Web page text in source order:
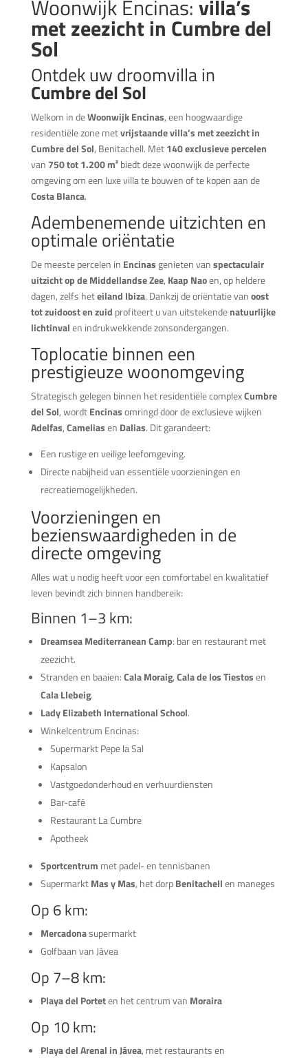
Woonwijk Encinas:villa’s
met zeezicht in Cumbre del
Sol
Ontdek uw droomvilla in
Cumbre del Sol
Welkom in deWoonwijk Encinas, een hoogwaardige
residentiële zone metvrijstaande villa’s met zeezicht in
Cumbre del Sol, Benitachell. Met140 exclusieve percelen
van 750 tot 1.200 m²biedt deze woonwijk de perfecte
omgeving om een luxe villa te bouwen of te kopen aan de
Costa Blanca.
Adembenemende uitzichten en
optimale oriëntatie
De meeste percelen in Encinasgenieten vanspectaculair
uitzicht op de Middellandse Zee, Kaap Naoen, op heldere
dagen, zelfs heteiland Ibiza. Dankzij de oriëntatie vanoost
tot zuidoost en zuid profiteert u van uitstekendenatuurlijke
lichtinvalen indrukwekkende zonsondergangen.
Toplocatie binnen een
prestigieuze woonomgeving
Strategisch gelegen binnen het residentiële complexCumbre
del Sol, wordtEncinasomringd door de exclusieve wijken
Adelfas,Cameliasen Dalias. Dit garandeert:
Een rustige en veilige leefomgeving.
Directe nabijheid van essentiële voorzieningen en
recreatiemogelijkheden.
Voorzieningen en
bezienswaardigheden in de
directe omgeving
Alles wat u nodig heeft voor een comfortabel en kwalitatief
leven bevindt zich binnen handbereik:
Binnen 1–3 km:
Dreamsea Mediterranean Camp: bar en restaurant met
zeezicht.
Stranden en baaien:Cala Moraig,Cala de los Tiestosen
Cala Llebeig.
Lady Elizabeth International School.
Winkelcentrum Encinas:
Supermarkt Pepe la Sal
Kapsalon
Vastgoedonderhoud en verhuurdiensten
Bar-café
Restaurant La Cumbre
Apotheek
Sportcentrum met padel- en tennisbanen
SupermarktMas y Mas, het dorpBenitachellen maneges
Op 6 km:
Mercadonasupermarkt
Golfbaan van Jávea
Op 7–8 km:
Playa del Porteten het centrum van Moraira
Op 10 km:
Playa del Arenal in Jávea, met restaurants en